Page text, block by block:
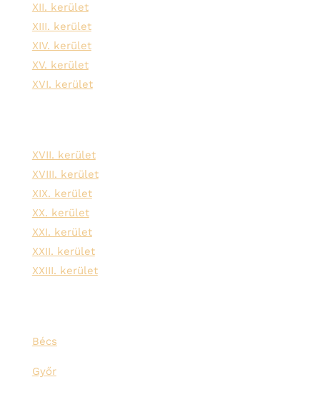
XII. kerület
XIII. kerület
XIV. kerület
XV. kerület
XVI. kerület
XVII. kerület
XVIII. kerület
XIX. kerület
XX. kerület
XXI. kerület
XXII. kerület
XXIII. kerület
Bécs
Győr